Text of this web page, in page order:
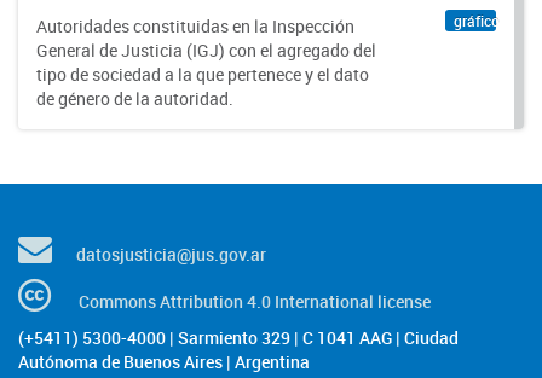
Autoridades constituidas en la Inspección
General de Justicia (IGJ) con el agregado del
tipo de sociedad a la que pertenece y el dato
de género de la autoridad.
gráfico
datosjusticia@jus.gov.ar
Commons Attribution 4.0 International license
(+5411) 5300-4000 | Sarmiento 329 | C 1041 AAG | Ciudad
Autónoma de Buenos Aires | Argentina